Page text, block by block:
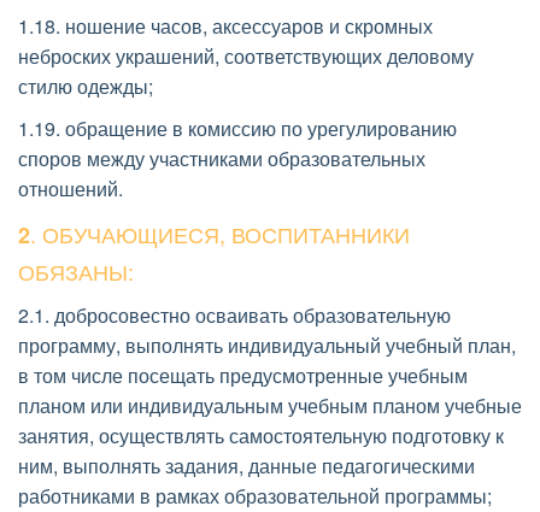
1.18. ношение часов, аксессуаров и скромных
неброских украшений, соответствующих деловому
стилю одежды;
1.19. обращение в комиссию по урегулированию
споров между участниками образовательных
отношений.
2. ОБУЧАЮЩИЕСЯ, ВОСПИТАННИКИ
ОБЯЗАНЫ:
2.1. добросовестно осваивать образовательную
программу, выполнять индивидуальный учебный план,
в том числе посещать предусмотренные учебным
планом или индивидуальным учебным планом учебные
занятия, осуществлять самостоятельную подготовку к
ним, выполнять задания, данные педагогическими
работниками в рамках образовательной программы;